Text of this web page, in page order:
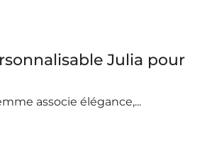
Julia pour
associe élégance,...